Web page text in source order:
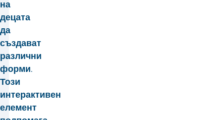
на
децата
да
създават
различни
форми.
Този
интерактивен
елемент